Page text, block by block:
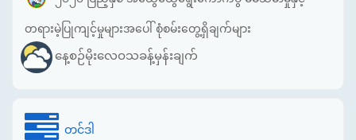
တရားမဲ့ပြုကျင့်မှုများအပေါ် စုံစမ်းတွေ့ရှိချက်များ
နေ့စဉ်မိုးလေဝသခန့်မှန်းချက်
တင်ဒါ